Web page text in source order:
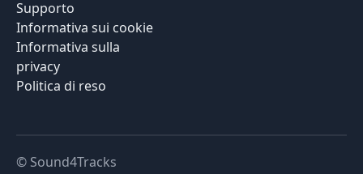
Supporto
Informativa sui cookie
Informativa sulla
privacy
Politica di reso
© Sound4Tracks